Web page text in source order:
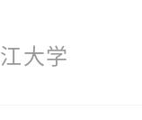
大学